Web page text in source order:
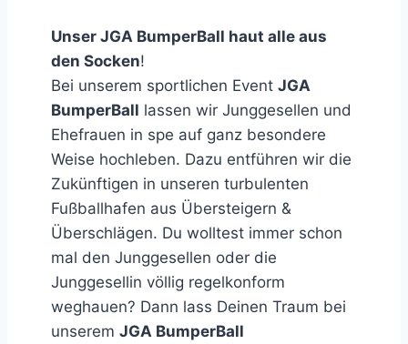
Unser JGA BumperBall haut alle aus
den Socken!
Bei unserem sportlichen Event JGA
BumperBall lassen wir Junggesellen und
Ehefrauen in spe auf ganz besondere
Weise hochleben. Dazu entführen wir die
Zukünftigen in unseren turbulenten
Fußballhafen aus Übersteigern &
Überschlägen. Du wolltest immer schon
mal den Junggesellen oder die
Junggesellin völlig regelkonform
weghauen? Dann lass Deinen Traum bei
unserem JGA BumperBall